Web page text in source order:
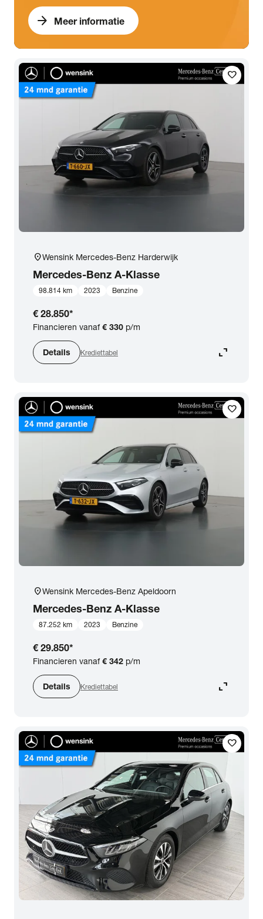
arrow_forward Meer informatie
favorite
location_onWensink Mercedes-Benz Harderwijk
Mercedes-Benz A-Klasse
98.814 km 2023 Benzine
€ 28.850*
Financieren vanaf€ 330 p/m
Details Krediettabel expand_content
favorite
location_onWensink Mercedes-Benz Apeldoorn
Mercedes-Benz A-Klasse
87.252 km 2023 Benzine
€ 29.850*
Financieren vanaf€ 342 p/m
Details Krediettabel expand_content
favorite